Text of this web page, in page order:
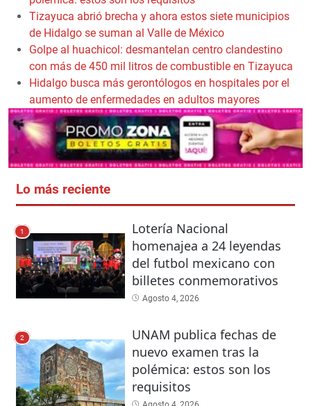
Tizayuca abrió brecha y ahora estos siete municipios
de Hidalgo se suman al Valle de México
Golpe al huachicol: desmantelan centro clandestino
con más de 450 mil litros de combustible en Tizayuca
Hidalgo busca más gerontólogos en hospitales por el
aumento de enfermedades en adultos mayores
Lo más reciente
1
Lotería Nacional
homenajea a 24 leyendas
del futbol mexicano con
billetes conmemorativos
Agosto 4, 2026
2
UNAM publica fechas de
nuevo examen tras la
polémica: estos son los
requisitos